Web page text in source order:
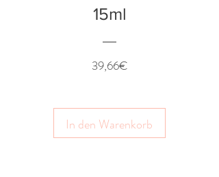
15ml
39,66€Preis
In den Warenkorb